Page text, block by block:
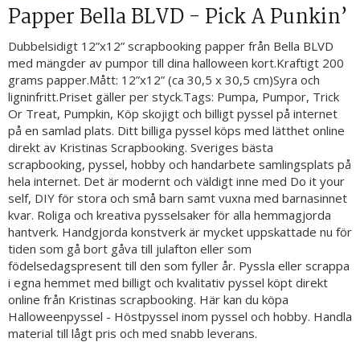
Papper Bella BLVD - Pick A Punkin’
Dubbelsidigt 12”x12” scrapbooking papper från Bella BLVD
med mängder av pumpor till dina halloween kort.Kraftigt 200
grams papper.Mått: 12”x12” (ca 30,5 x 30,5 cm)Syra och
ligninfritt.Priset gäller per styck.Tags: Pumpa, Pumpor, Trick
Or Treat, Pumpkin, Köp skojigt och billigt pyssel på internet
på en samlad plats. Ditt billiga pyssel köps med lätthet online
direkt av Kristinas Scrapbooking. Sveriges bästa
scrapbooking, pyssel, hobby och handarbete samlingsplats på
hela internet. Det är modernt och väldigt inne med Do it your
self, DIY för stora och små barn samt vuxna med barnasinnet
kvar. Roliga och kreativa pysselsaker för alla hemmagjorda
hantverk. Handgjorda konstverk är mycket uppskattade nu för
tiden som gå bort gåva till julafton eller som
födelsedagspresent till den som fyller år. Pyssla eller scrappa
i egna hemmet med billigt och kvalitativ pyssel köpt direkt
online från Kristinas scrapbooking. Här kan du köpa
Halloweenpyssel - Höstpyssel inom pyssel och hobby. Handla
material till lågt pris och med snabb leverans.